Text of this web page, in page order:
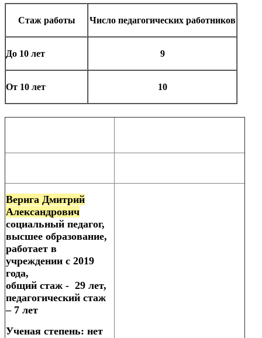
Стаж работы Число педагогических работников
До 10 лет 9
От 10 лет 10
Верига Дмитрий
Александрович
социальный педагог,
высшее образование,
работает в
учреждении с 2019
года,
общий стаж - 29 лет,
педагогический стаж
– 7 лет
Ученая степень: нет